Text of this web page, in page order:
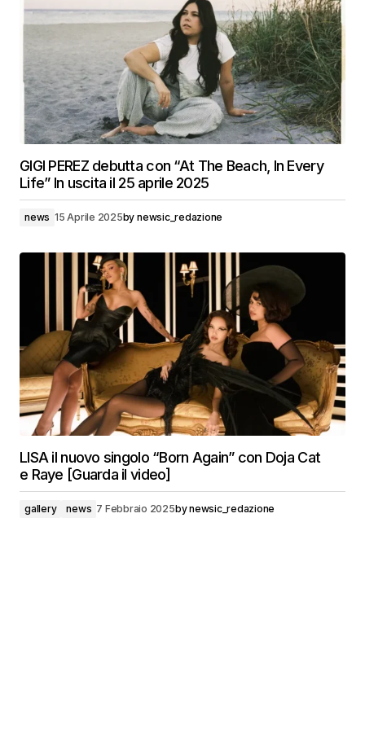
GIGI PEREZ debutta con “At The Beach, In Every
Life” In uscita il 25 aprile 2025
news 15 Aprile 2025by newsic_redazione
LISA il nuovo singolo “Born Again” con Doja Cat
e Raye [Guarda il video]
gallery news 7 Febbraio 2025bynewsic_redazione